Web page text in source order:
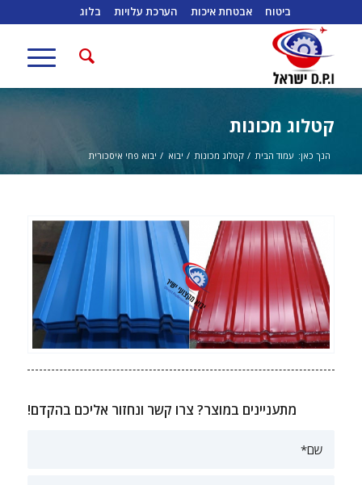
ביטוח אבטחת איכות הערכת עלויות בלוג
קטלוג מכונות
הנך כאן: עמוד הבית / קטלוג מכונות / יבוא / יבוא פחי איסכורית
מתעניינים במוצר? צרו קשר ונחזור אליכם בהקדם!